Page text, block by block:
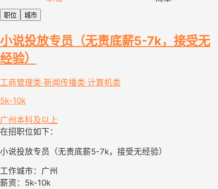
职位 城市
小说投放专员（无责底薪5-7k，接受无
经验）
工商管理类·新闻传播类·计算机类
5k-10k
广州 本科及以上
在招职位如下：
小说投放专员（无责底薪5-7k，接受无经验）
工作城市：广州
薪资：5k-10k